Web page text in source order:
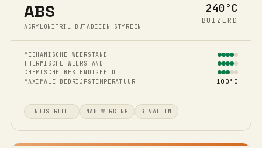
ABS
ACRYLONITRIL BUTADIEEN STYREEN
240°C
BUIZERD
MECHANISCHE WEERSTAND
THERMISCHE WEERSTAND
CHEMISCHE BESTENDIGHEID
MAXIMALE BEDRIJFSTEMPERATUUR
100°C
INDUSTRIEEL NABEWERKING GEVALLEN